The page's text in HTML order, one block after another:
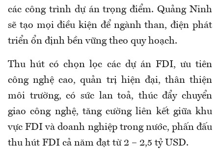
các công trình dự án trọng điểm. Quảng Ninh
sẽ tạo mọi điều kiện để ngành than, điện phát
triển ổn định bền vững theo quy hoạch.
Thu hút có chọn lọc các dự án FDI, ưu tiên
công nghệ cao, quản trị hiện đại, thân thiện
môi trường, có sức lan toả, thúc đẩy chuyển
giao công nghệ, tăng cường liên kết giữa khu
vực FDI và doanh nghiệp trong nước, phấn đấu
thu hút FDI cả năm đạt từ 2 – 2,5 tỷ USD.